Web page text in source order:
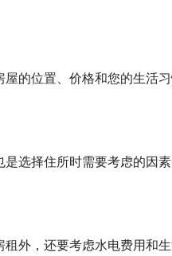
的位置、价格和您的生活
选择住所时需要考虑的因
外，还要考虑水电费用和